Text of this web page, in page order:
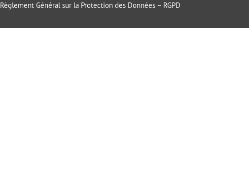
Règlement Général sur la Protection des Données – RGPD